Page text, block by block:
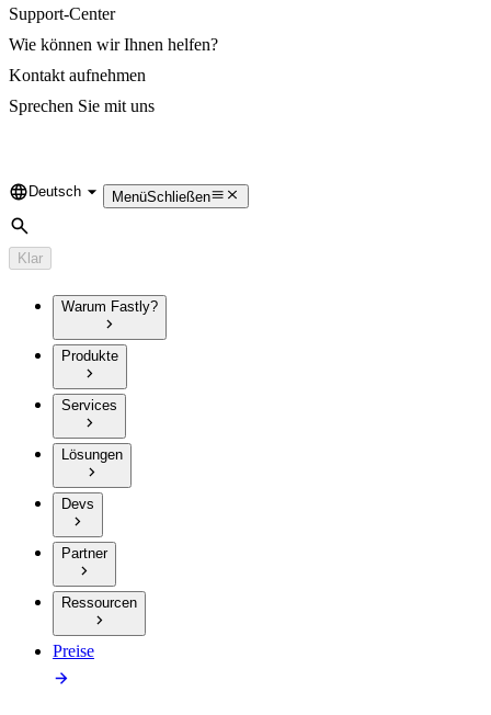
Support-Center
Wie können wir Ihnen helfen?
Kontakt aufnehmen
Sprechen Sie mit uns
Language
Deutsch MenüSchließen
Suche
Klar
Warum Fastly?
Produkte
Services
Lösungen
Devs
Partner
Ressourcen
Preise